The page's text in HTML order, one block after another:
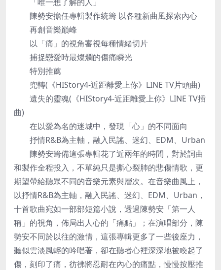
陳勢安擔任專輯製作統籌 以各種新曲風探索內心
再創音樂巔峰
以「痛」的視角審視每種情緒切片
捕捉戀愛時最燦爛的傷痛瞬光
特別推薦
兜轉(《HIStory4-近距離愛上你》LINE TV片頭曲)
遺失的靈魂(《HIStory4-近距離愛上你》LINE TV插
曲)
在以愛為名的迷城中，發現「心」的不同面向
抒情R&B為主軸，融入民謠、迷幻、EDM、Urban
陳勢安籌備這張專輯花了近兩年的時間，對於詞曲
和製作全程投入，不單純只是撕心裂肺的悲傷情歌，更
期望帶給聽眾不同的音樂元素與層次。在音樂曲風上，
以抒情R&B為主軸，融入民謠、迷幻、EDM、Urban，
十首歌曲宛如一部部短篇小說，透過陳勢安「第一人
稱」的視角，佈局出人心的「痛點」；在演唱部分，陳
勢安不同於以往的激情，這張專輯更多了一些後座力，
聽似雲淡風輕的吟唱著，卻在聽者心裡深深地被喚起了
傷，刻印了痛，彷彿將忍耐在內心的痛點，慢慢按壓推